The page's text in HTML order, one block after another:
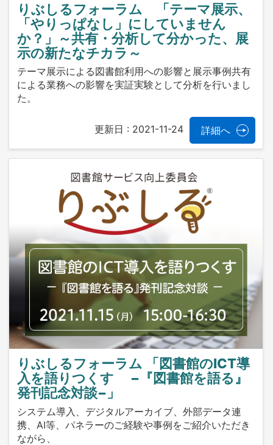
りぶしるフォーラム 「テーマ展示、
「やりっぱなし」にしていません
か？」～共有・分析して分かった、展
示の新たなチカラ～
テーマ展示による図書館利用への影響と展示事例共有
による業務への影響を実証実験として分析を行いまし
た。
更新日 : 2021-11-24 詳細へ
りぶしるフォーラム 「図書館のICT導
入を語りつくす −『図書館を語る』
発刊記念対談−」
システム導入、デジタルアーカイブ、外部データ連
携、AI等、パネラーのご経験や事例をご紹介いただき
ながら、